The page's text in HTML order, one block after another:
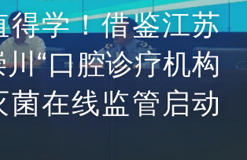
品
文
得学！借鉴江苏
“口腔诊疗机构
菌在线监管启动